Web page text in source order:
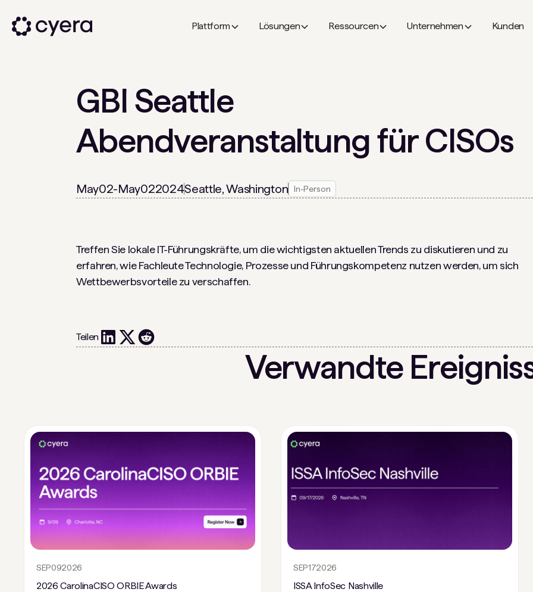
Plattform Lösungen Ressourcen Unternehmen Kunden
GBI Seattle
Abendveranstaltung für CISOs
May02-May022024Seattle, Washington In-Person
Treffen Sie lokale IT-Führungskräfte, um die wichtigsten aktuellen Trends zu diskutieren und zu
erfahren, wie Fachleute Technologie, Prozesse und Führungskompetenz nutzen werden, um sich
Wettbewerbsvorteile zu verschaffen.
Teilen
Verwandte
SEP092026
2026 CarolinaCISO ORBIE Awards
SEP172026
ISSA InfoSec Nashville